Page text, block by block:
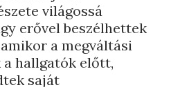
világossá
erővel beszélhettek
a megváltási
hallgatók előtt,
saját